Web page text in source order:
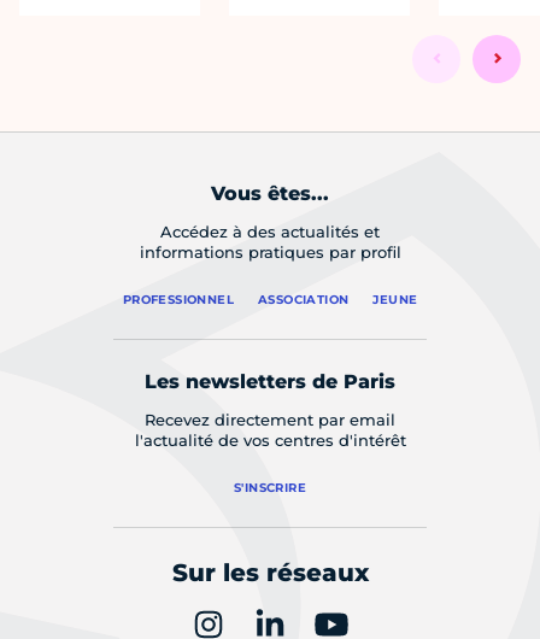
Vous êtes...
Accédez à des actualités et
informations pratiques par profil
PROFESSIONNEL ASSOCIATION JEUNE
Les newsletters de Paris
Recevez directement par email
l'actualité de vos centres d'intérêt
S'INSCRIRE
Sur les réseaux